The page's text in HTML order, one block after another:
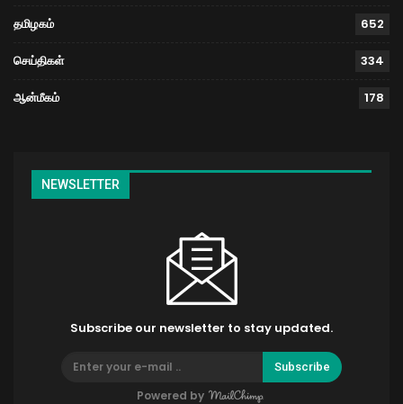
தமிழகம் 652
செய்திகள் 334
ஆன்மீகம் 178
NEWSLETTER
Subscribe our newsletter to stay updated.
Subscribe
Powered by